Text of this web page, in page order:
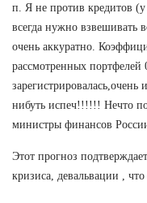
п. Я не против кредитов (у
всегда нужно взвешивать
очень аккуратно.
рассмотренных
зарегистрировалась,очень
нибуть испеч!!!!!! Нечто
министры финансов
Этот прогноз
кризиса, девальвации ,